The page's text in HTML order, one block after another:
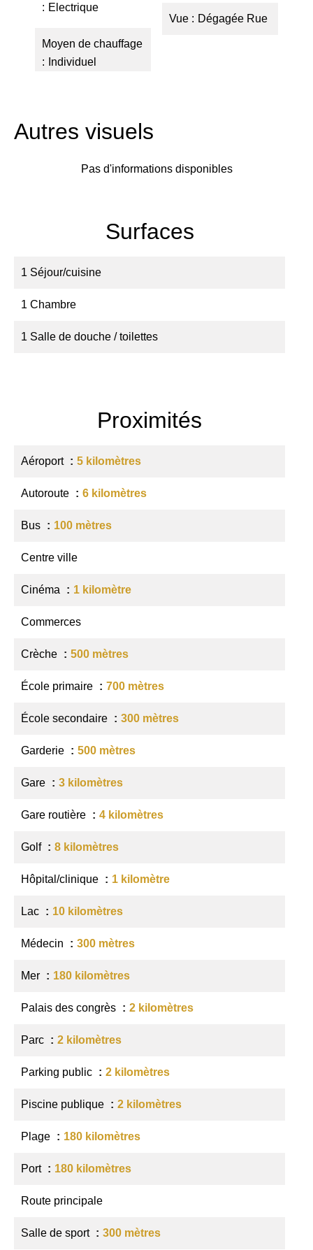
Electrique
Moyen de chauffage
Individuel
Vue Dégagée Rue
Autres visuels
Pas d'informations disponibles
Surfaces
1 Séjour/cuisine
1 Chambre
1 Salle de douche / toilettes
Proximités
Aéroport 5 kilomètres
Autoroute 6 kilomètres
Bus 100 mètres
Centre ville
Cinéma 1 kilomètre
Commerces
Crèche 500 mètres
École primaire 700 mètres
École secondaire 300 mètres
Garderie 500 mètres
Gare 3 kilomètres
Gare routière 4 kilomètres
Golf 8 kilomètres
Hôpital/clinique 1 kilomètre
Lac 10 kilomètres
Médecin 300 mètres
Mer 180 kilomètres
Palais des congrès 2 kilomètres
Parc 2 kilomètres
Parking public 2 kilomètres
Piscine publique 2 kilomètres
Plage 180 kilomètres
Port 180 kilomètres
Route principale
Salle de sport 300 mètres